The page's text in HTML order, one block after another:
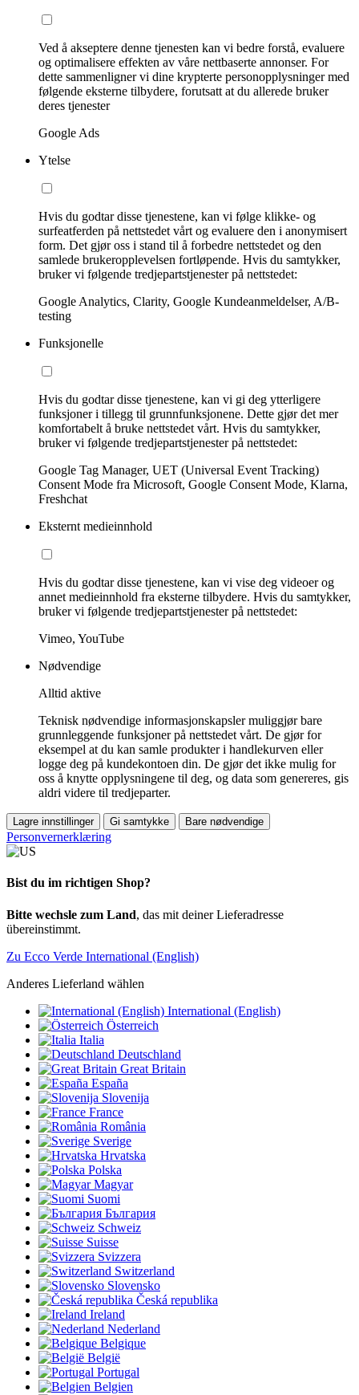
Ved å akseptere denne tjenesten kan vi bedre forstå, evaluere
og optimalisere effekten av våre nettbaserte annonser. For
dette sammenligner vi dine krypterte personopplysninger med
følgende eksterne tilbydere, forutsatt at du allerede bruker
deres tjenester
Google Ads
Ytelse
Hvis du godtar disse tjenestene, kan vi følge klikke- og
surfeatferden på nettstedet vårt og evaluere den i anonymisert
form. Det gjør oss i stand til å forbedre nettstedet og den
samlede brukeropplevelsen fortløpende. Hvis du samtykker,
bruker vi følgende tredjepartstjenester på nettstedet:
Google Analytics, Clarity, Google Kundeanmeldelser, A/B-
testing
Funksjonelle
Hvis du godtar disse tjenestene, kan vi gi deg ytterligere
funksjoner i tillegg til grunnfunksjonene. Dette gjør det mer
komfortabelt å bruke nettstedet vårt. Hvis du samtykker,
bruker vi følgende tredjepartstjenester på nettstedet:
Google Tag Manager, UET (Universal Event Tracking)
Consent Mode fra Microsoft, Google Consent Mode, Klarna,
Freshchat
Eksternt medieinnhold
Hvis du godtar disse tjenestene, kan vi vise deg videoer og
annet medieinnhold fra eksterne tilbydere. Hvis du samtykker,
bruker vi følgende tredjepartstjenester på nettstedet:
Vimeo, YouTube
Nødvendige
Alltid aktive
Teknisk nødvendige informasjonskapsler muliggjør bare
grunnleggende funksjoner på nettstedet vårt. De gjør for
eksempel at du kan samle produkter i handlekurven eller
logge deg på kundekontoen din. De gjør det ikke mulig for
oss å knytte opplysningene til deg, og data som genereres, gis
aldri videre til tredjeparter.
Lagre innstillinger Gi samtykke Bare nødvendige
Personvernerklæring
Bist du im richtigen Shop?
Bitte wechsle zum Land, das mit deiner Lieferadresse
übereinstimmt.
Zu Ecco Verde International (English)
Anderes Lieferland wählen
International (English)
Österreich
Italia
Deutschland
Great Britain
España
Slovenija
France
România
Sverige
Hrvatska
Polska
Magyar
Suomi
България
Schweiz
Suisse
Svizzera
Switzerland
Slovensko
Česká republika
Ireland
Nederland
Belgique
België
Portugal
Belgien